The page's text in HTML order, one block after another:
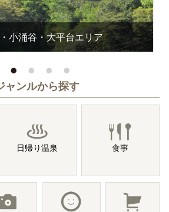
小涌谷・大平台エリア
ャンルから探す
日帰り温泉 食事